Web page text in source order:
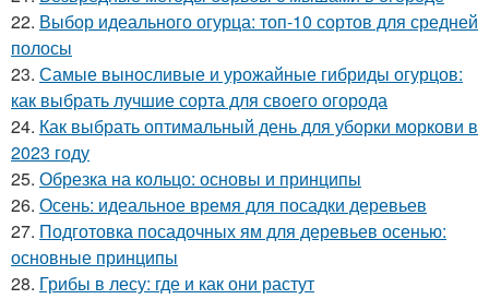
22. Выбор идеального огурца: топ-10 сортов для средней
полосы
23. Самые выносливые и урожайные гибриды огурцов:
как выбрать лучшие сорта для своего огорода
24. Как выбрать оптимальный день для уборки моркови в
2023 году
25. Обрезка на кольцо: основы и принципы
26. Осень: идеальное время для посадки деревьев
27. Подготовка посадочных ям для деревьев осенью:
основные принципы
28. Грибы в лесу: где и как они растут